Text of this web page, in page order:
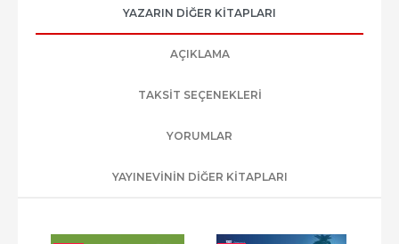
YAZARIN DIĞER KITAPLARI
AÇIKLAMA
TAKSIT SEÇENEKLERI
YORUMLAR
YAYINEVININ DIĞER KITAPLARI